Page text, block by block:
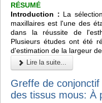
RÉSUMÉ
Introduction : La
maxillaires est l'une des
dans la réussite de
Plusieurs études ont été
d'estimation de la largeur
Lire la suite...
Greffe de
des tissus mous: À